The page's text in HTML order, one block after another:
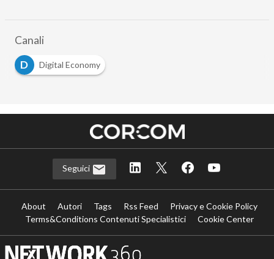
Canali
D
Digital Economy
Seguici
About Autori Tags Rss Feed
Privacy e Cookie Policy
Terms&Conditions Contenuti Specialistici
Cookie Center